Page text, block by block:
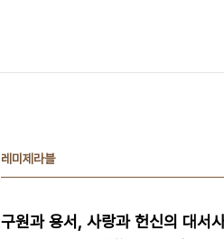
레미제라블
구원과 용서, 사랑과 헌신의 대서